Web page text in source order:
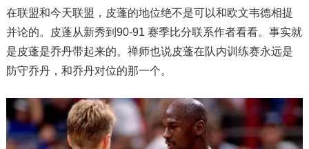
在联盟和今天联盟，皮蓬的地位绝不是可以和欧文韦德相提
并论的。皮蓬从新秀到90-91 赛季比分联系作者看看。事实就
是皮蓬是乔丹带起来的。禅师也说皮蓬在队内训练赛永远是
防守乔丹，和乔丹对位的那一个。